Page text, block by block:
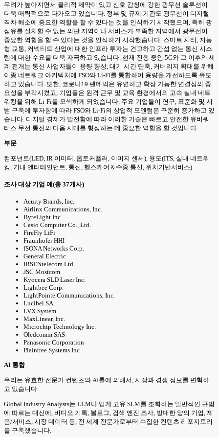
우려가 높아지면서 물리적 제약이 있고 신호 감청에 강한 광무선 솔루션이
더욱 매력적으로 다가오고 있습니다. 정부 및 규제 기관도 광무선이 디지털
격차 해소에 중요한 역할을 할 수 있다는 것을 인식하기 시작했으며, 특히 광
섬유를 설치할 수 없는 외딴 지역이나 서비스가 부족한 지역에서 광무선이
중요한 역할을 할 수 있다는 것을 인식하기 시작했습니다. 스마트 시티, 지능
형 교통, 커넥티드 산업에 대한 인프라 투자는 견고하고 간섭 없는 통신 시스
템에 대한 수요를 더욱 자극하고 있습니다. 현재 진행 중인 5G와 그 이후의 세
계 전개는 통신 사업자들이 용량 향상, 대기 시간 단축, 커버리지 확대를 위해
이종 네트워크 아키텍처에 FSO와 Li-Fi를 통합하여 용량을 개선하도록 유도
하고 있습니다. 또한, 코로나19 팬데믹은 유연하고 확장 가능한 연결성의 중
요성을 부각시켰고, 기업들은 원격 근무 및 교육 환경에서의 고속 실내 네트
워킹을 위해 Li-Fi를 모색하게 되었습니다. 주요 기업들이 연구, 표준화 및 시
범 구축에 투자함에 따라 FSO와 Li-Fi의 상업적 모멘텀은 꾸준히 증가하고 있
습니다. 디지털 경제가 발전함에 따라 이러한 기술은 빠르고 안전한 유비쿼
터스 무선 통신의 다음 시대를 형성하는 데 중요한 역할을 할 것입니다.
부문
컴포넌트(LED, IR 이미터, 옵토커플러, 이미지 센서), 용도(ITS, 실내 네트워
킹, 기내 엔터테인먼트, 통신, 헬스케어＆수중 통신, 위치기반서비스)
조사 대상 기업 예(총 37개사)
Acuity Brands, Inc.
Airlinx Communications, Inc.
ByteLight Inc.
Casio Computer Co., Ltd.
FireFly LiFi
Fraunhofer HHI
fSONA Networks Corp.
General Electric
IBSENtelecom Ltd.
JSC Mostcom
Kyocera SLD Laser Inc.
Lightbee Corp.
LightPointe Communications, Inc.
Lucibel SA
LVX System
MaxLinear, Inc.
Microchip Technology Inc.
Oledcomm SAS
Panasonic Corporation
Plaintree Systems Inc.
AI 통합
우리는 유효한 전문가 컨텐츠와 AI툴에 의해서, 시장과 경쟁 정보를 변혁하
고 있습니다.
Global Industry Analysts는 LLM나 업계 고유 SLM를 조회하는 일반적인 규범
에 따르는 대신에, 비디오 기록, 블로그, 검색 엔진 조사, 방대한 양의 기업, 제
품/서비스, 시장 데이터 등, 전 세계 전문가로부터 수집한 컨텐츠 리포지토리
를 구축했습니다.